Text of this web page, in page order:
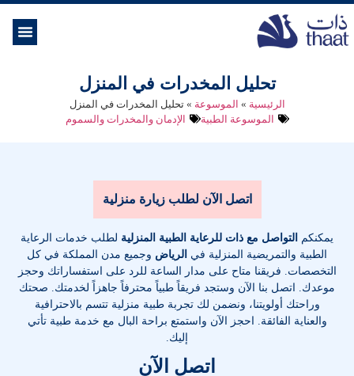
تحليل المخدرات في المنزل
الرئيسية » الموسوعة »تحليل المخدرات في المنزل
الموسوعة الطبية
الإدمان والمخدرات والسموم
اتصل الآن لطلب زيارة منزلية
يمكنكم التواصل مع ذات للرعاية الطبية المنزلية لطلب خدمات الرعاية
الطبية والتمريضية المنزلية في الرياض وجميع مدن المملكة في كل
التخصصات . فريقنا متاح على مدار الساعة للرد على استفساراتك وحجز
موعدك. اتصل بنا الآن وستجد فريقاً طبياً محترفاً جاهزاً لخدمتك. صحتك
وراحتك أولويتنا، ونضمن لك تجربة طبية منزلية تتسم بالاحترافية
والعناية الفائقة. احجز الآن واستمتع براحة البال مع خدمة طبية تأتي
إليك.
اتصل الآن